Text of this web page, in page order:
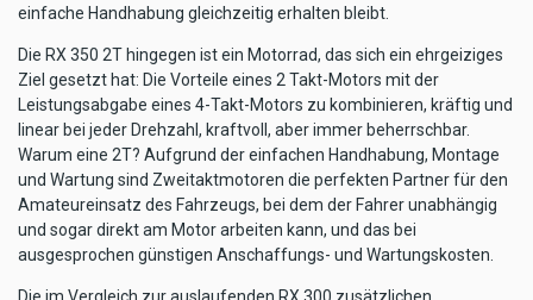
einfache Handhabung gleichzeitig erhalten bleibt.
Die RX 350 2T hingegen ist ein Motorrad, das sich ein ehrgeiziges
Ziel gesetzt hat: Die Vorteile eines 2 Takt-Motors mit der
Leistungsabgabe eines 4-Takt-Motors zu kombinieren, kräftig und
linear bei jeder Drehzahl, kraftvoll, aber immer beherrschbar.
Warum eine 2T? Aufgrund der einfachen Handhabung, Montage
und Wartung sind Zweitaktmotoren die perfekten Partner für den
Amateureinsatz des Fahrzeugs, bei dem der Fahrer unabhängig
und sogar direkt am Motor arbeiten kann, und das bei
ausgesprochen günstigen Anschaffungs- und Wartungskosten.